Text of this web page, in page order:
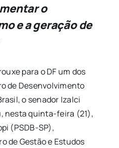
o
e a geração de
para o DF um dos
de Desenvolvimento
o senador Izalci
nesta quinta-feira (21),
(PSDB-SP),
de Gestão e Estudos